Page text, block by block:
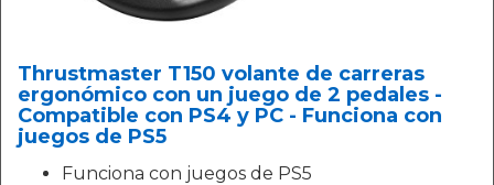
Thrustmaster T150 volante de carreras
ergonómico con un juego de 2 pedales -
Compatible con PS4 y PC - Funciona con
juegos de PS5
Funciona con juegos de PS5